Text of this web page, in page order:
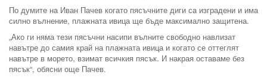
По думите на Иван Пачев когато пясъчните диги са изградени и има
силно вълнение, плажната ивица ще бъде максимално защитена.
„Ако ги няма тези пясъчни насипи вълните свободно навлизат
навътре до самия край на плажната ивица и когато се оттеглят
навътре в морето, взимат всичкия пясък. И накрая оставаме без
пясък“, обясни още Пачев.